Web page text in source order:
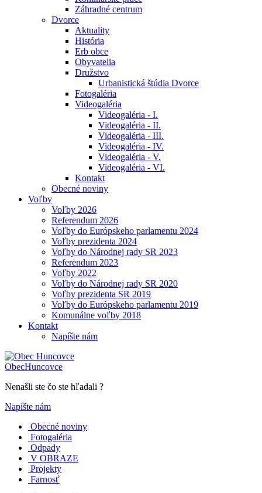
Záhradné centrum
Dvorce
Aktuality
História
Erb obce
Obyvatelia
Družstvo
Urbanistická štúdia Dvorce
Fotogaléria
Videogaléria
Videogaléria - I.
Videogaléria - II.
Videogaléria - III.
Videogaléria - IV.
Videogaléria - V.
Videogaléria - VI.
Kontakt
Obecné noviny
Voľby
Voľby 2026
Referendum 2026
Voľby do Európskeho parlamentu 2024
Voľby prezidenta 2024
Voľby do Národnej rady SR 2023
Referendum 2023
Voľby 2022
Voľby do Národnej rady SR 2020
Voľby prezidenta SR 2019
Voľby do Európskeho parlamentu 2019
Komunálne voľby 2018
Kontakt
Napíšte nám
ObecHuncovce
Nenašli ste čo ste hľadali ?
Napíšte nám
Obecné noviny
Fotogaléria
Odpady
V OBRAZE
Projekty
Farnosť